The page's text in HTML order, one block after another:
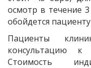
осмотр в течение
обойдется
Пациенты
консультацию к
Стоимость